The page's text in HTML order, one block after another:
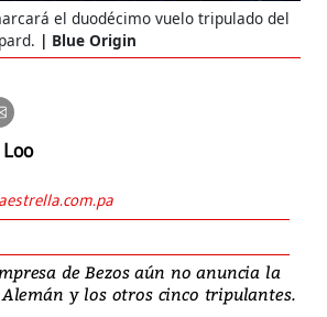
el duodécimo vuelo tripulado del
Blue Origin
de Bezos aún no anuncia la
y los otros cinco tripulantes.